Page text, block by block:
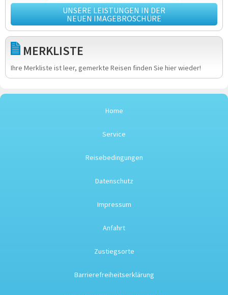
UNSERE LEISTUNGEN IN DER
NEUEN IMAGEBROSCHÜRE
MERKLISTE
Ihre Merkliste ist leer, gemerkte Reisen finden Sie hier wieder!
Home
Service
Reisebedingungen
Datenschutz
Impressum
Anfahrt
Zustiegsorte
Barrierefreiheitserklärung